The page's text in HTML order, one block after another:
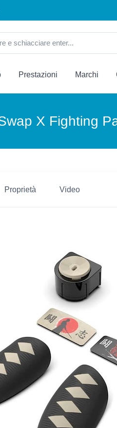
Prestazioni Marchi
X Fighting
Proprietà Video